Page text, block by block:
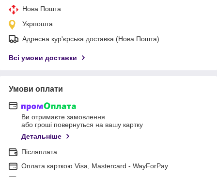
Нова Пошта
Укрпошта
Адресна кур'єрська доставка (Нова Пошта)
Всі умови доставки
Умови оплати
Ви отримаєте замовлення
або гроші повернуться на вашу картку
Детальніше
Післяплата
Оплата карткою Visa, Mastercard - WayForPay